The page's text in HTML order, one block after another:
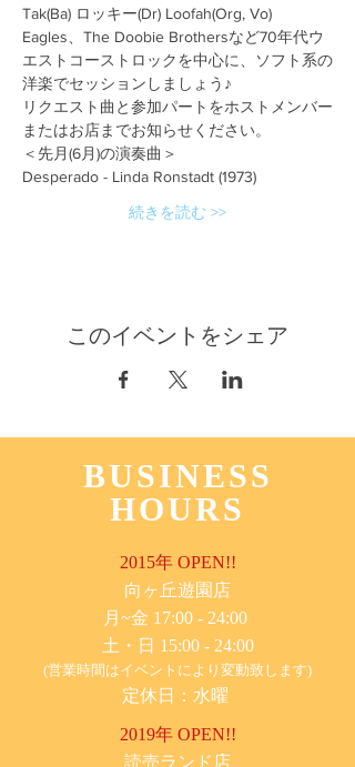
Tak(Ba) ロッキー(Dr) Loofah(Org, Vo)
Eagles、The Doobie Brothersなど70年代ウ
エストコーストロックを中心に、ソフト系の
洋楽でセッションしましょう♪
リクエスト曲と参加パートをホストメンバー
またはお店までお知らせください。
＜先月(6月)の演奏曲＞
Desperado - Linda Ronstadt (1973)
続きを読む >>
このイベントをシェア
BUSINESS
HOURS
2015年 OPEN!!
​向ヶ丘遊園店
月~金 17:00 - 24:00
土・日 15:00 - 24:00
(営業時間はイベントにより変動致します)
定休日：水曜
2019年 OPEN!!
​読売ランド店